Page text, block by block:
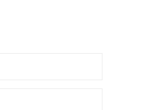
시장 모멘텀과